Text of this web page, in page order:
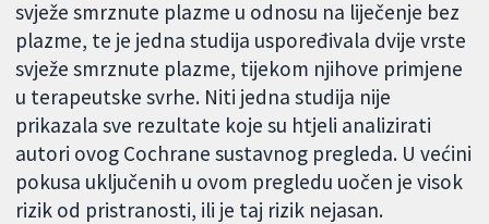
svježe smrznute plazme u odnosu na liječenje bez
plazme, te je jedna studija uspoređivala dvije vrste
svježe smrznute plazme, tijekom njihove primjene
u terapeutske svrhe. Niti jedna studija nije
prikazala sve rezultate koje su htjeli analizirati
autori ovog Cochrane sustavnog pregleda. U većini
pokusa uključenih u ovom pregledu uočen je visok
rizik od pristranosti, ili je taj rizik nejasan.